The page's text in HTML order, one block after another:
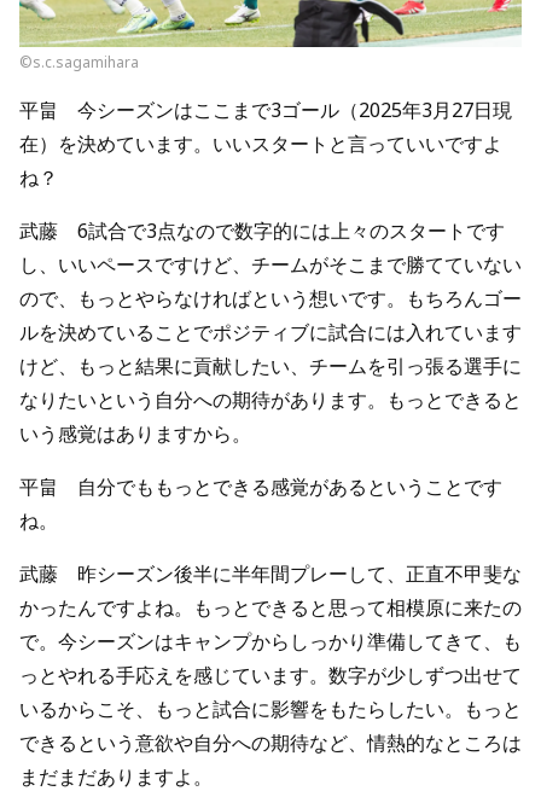
©s.c.sagamihara
平畠 今シーズンはここまで3ゴール（2025年3月27日現
在）を決めています。いいスタートと言っていいですよ
ね？
武藤 6試合で3点なので数字的には上々のスタートです
し、いいペースですけど、チームがそこまで勝てていない
ので、もっとやらなければという想いです。もちろんゴー
ルを決めていることでポジティブに試合には入れています
けど、もっと結果に貢献したい、チームを引っ張る選手に
なりたいという自分への期待があります。もっとできると
いう感覚はありますから。
平畠 自分でももっとできる感覚があるということです
ね。
武藤 昨シーズン後半に半年間プレーして、正直不甲斐な
かったんですよね。もっとできると思って相模原に来たの
で。今シーズンはキャンプからしっかり準備してきて、も
っとやれる手応えを感じています。数字が少しずつ出せて
いるからこそ、もっと試合に影響をもたらしたい。もっと
できるという意欲や自分への期待など、情熱的なところは
まだまだありますよ。